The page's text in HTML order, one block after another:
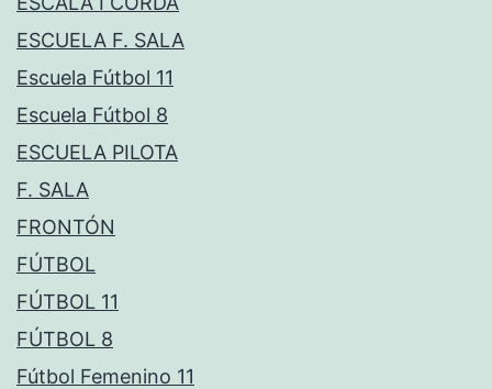
ESCUELA F. SALA
Escuela Fútbol 11
Escuela Fútbol 8
ESCUELA PILOTA
F. SALA
FRONTÓN
FÚTBOL
FÚTBOL 11
FÚTBOL 8
Fútbol Femenino 11